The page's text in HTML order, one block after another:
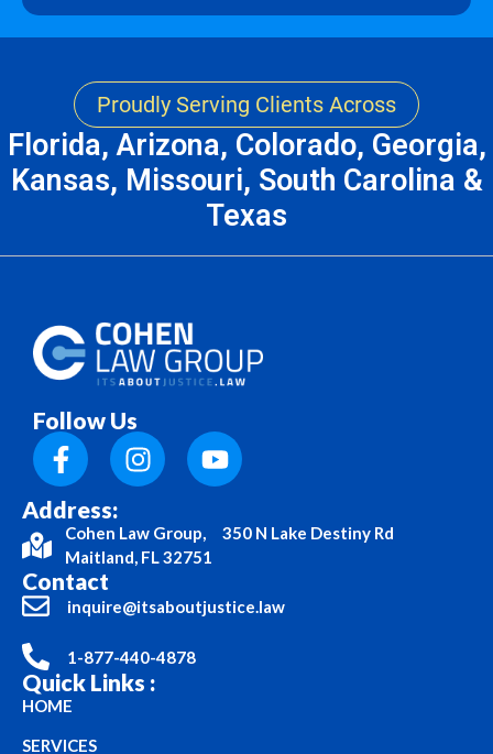
Proudly Serving Clients Across
Florida, Arizona, Colorado, Georgia,
Kansas, Missouri, South Carolina &
Texas
Follow Us
Address:
Cohen Law Group, 350 N Lake Destiny Rd
Maitland, FL 32751
Contact
inquire@itsaboutjustice.law
1-877-440-4878
Quick Links :
HOME
SERVICES